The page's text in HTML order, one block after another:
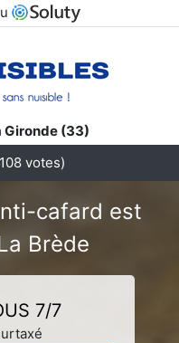
Gironde (33)
votes)
cafard est
Brède
7/7